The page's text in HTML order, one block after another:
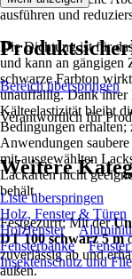
ausführen und
Die Dichtung ist für
und kann an gängigen
schwarze Farbton
unauffällig. Dank ihrer
Kälteelastizität bleibt
Bedingungen erhalten;
Anwendungen
mit ausgewählten
Lackarten nicht
behält.
Festgezurrt: Mit der
DT 100 schwarz 5 m
zuverlässig ab und
außen.
Bereich überspringen
Verantwortlich für
Weitere
Liste überspringen
Holz, Fenster & Türen
Holzfenster
Fensterbänke
Insektenschutz und